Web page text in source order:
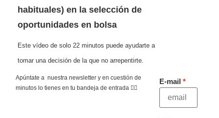
habituales) en la selección de
oportunidades en bolsa
Este vídeo de solo 22 minutos puede ayudarte a
tomar una decisión de la que no arrepentirte.
Apúntate a nuestra newsletter y en cuestión de
minutos lo tienes en tu bandeja de entrada 👇🏻
E-mail